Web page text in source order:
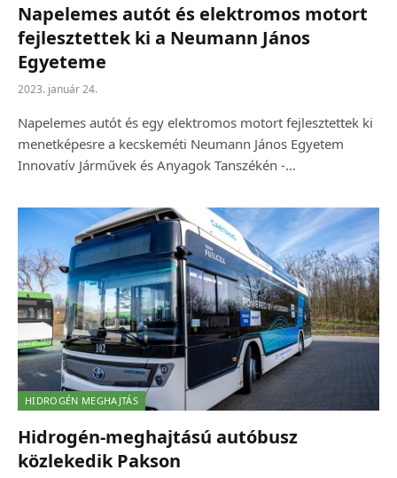
Napelemes autót és elektromos motort
fejlesztettek ki a Neumann János
Egyeteme
2023. január 24.
Napelemes autót és egy elektromos motort fejlesztettek ki
menetképesre a kecskeméti Neumann János Egyetem
Innovatív Járművek és Anyagok Tanszékén -…
HIDROGÉN MEGHAJTÁS
Hidrogén-meghajtású autóbusz
közlekedik Pakson